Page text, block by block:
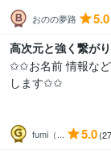
おのの夢路 5.0
高次元と強く繋が
✩✩お名前 情報な
します✩✩
fumi（... 5.0